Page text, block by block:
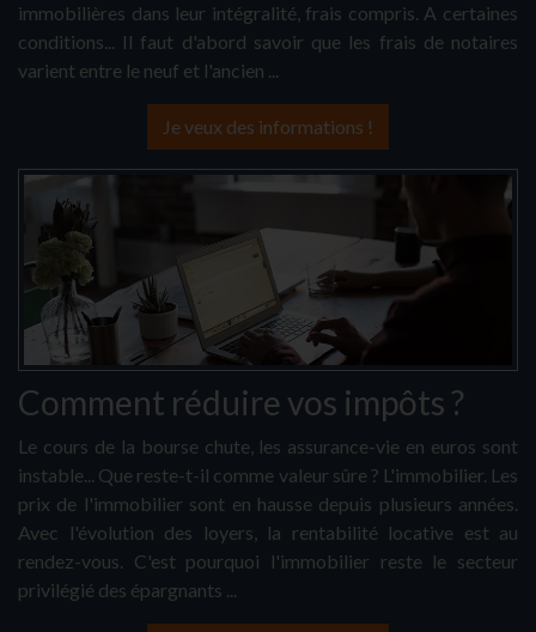
immobilières dans leur intégralité, frais compris. A certaines
conditions... Il faut d'abord savoir que les frais de notaires
varient entre le neuf et l'ancien ...
Je veux des informations !
Comment réduire vos impôts ?
Le cours de la bourse chute, les assurance-vie en euros sont
instable... Que reste-t-il comme valeur sûre ? L'immobilier. Les
prix de l'immobilier sont en hausse depuis plusieurs années.
Avec l'évolution des loyers, la rentabilité locative est au
rendez-vous. C'est pourquoi l'immobilier reste le secteur
privilégié des épargnants ...